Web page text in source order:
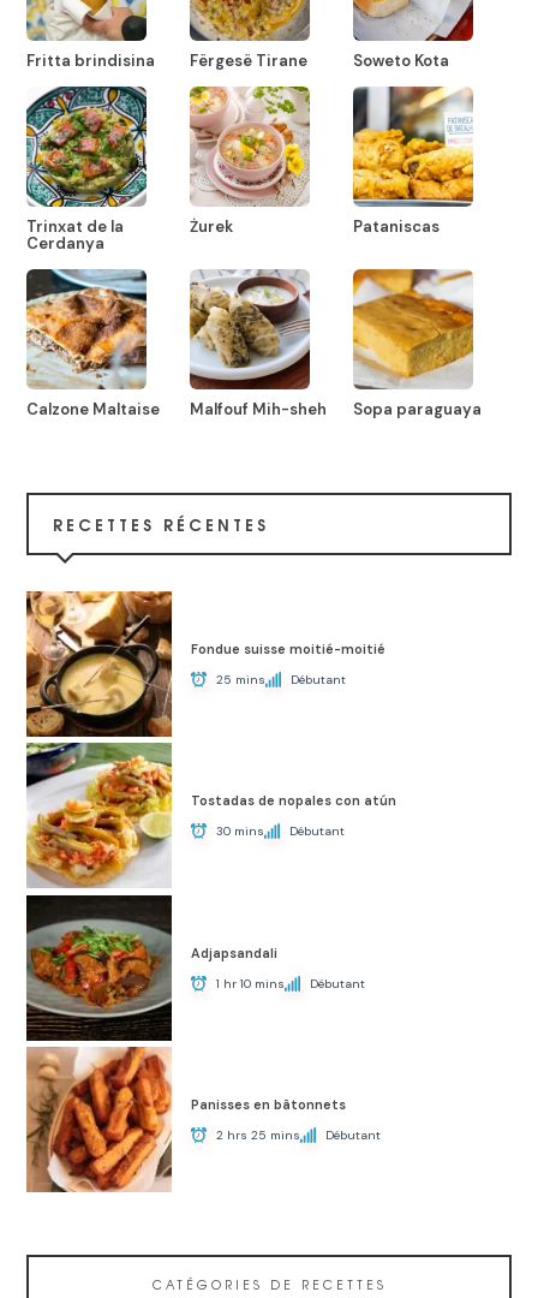
Fritta brindisina Fërgesë Tirane Soweto Kota
Trinxat de la
Cerdanya
Żurek Pataniscas
Calzone Maltaise Malfouf Mih-sheh Sopa paraguaya
RECETTES RÉCENTES
Fondue suisse moitié-moitié
25 mins Débutant
Tostadas de nopales con atún
30 mins Débutant
Adjapsandali
1 hr 10 mins Débutant
Panisses en bâtonnets
2 hrs 25 mins Débutant
CATÉGORIES DE RECETTES